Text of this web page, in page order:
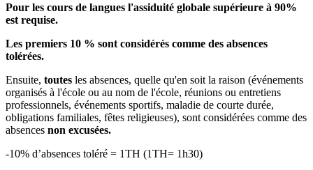
Pour les cours de langues l'assiduité globale supérieure à 90%
est requise.
Les premiers 10 % sont considérés comme des absences
tolérées.
Ensuite, toutes les absences, quelle qu'en soit la raison (événements
organisés à l'école ou au nom de l'école, réunions ou entretiens
professionnels, événements sportifs, maladie de courte durée,
obligations familiales, fêtes religieuses), sont considérées comme des
absences non excusées.
-10% d’absences toléré = 1TH (1TH= 1h30)